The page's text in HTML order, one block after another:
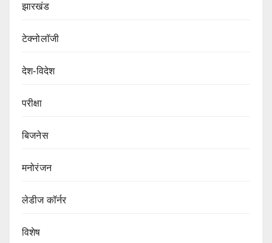
झारखंड
टेक्नोलॉजी
देश-विदेश
परीक्षा
बिजनेस
मनोरंजन
लेडीज कॉर्नर
विशेष